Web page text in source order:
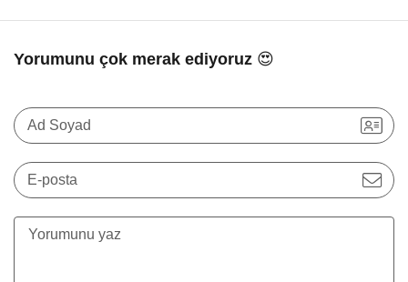
Yorumunu çok merak ediyoruz 😍
Ad Soyad
E-posta